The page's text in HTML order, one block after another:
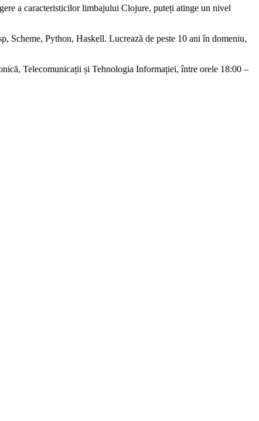
a caracteristicilor limbajului Clojure, puteți atinge un nivel
Scheme, Python, Haskell. Lucrează de peste 10 ani în domeniu,
Telecomunicații și Tehnologia Informației, între orele 18:00 –